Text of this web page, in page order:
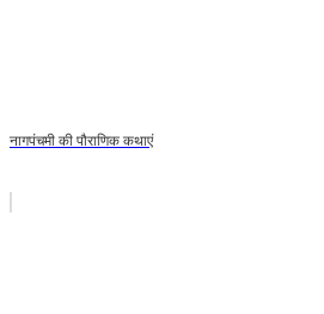
नागपंचमी की पौराणिक कथाएं